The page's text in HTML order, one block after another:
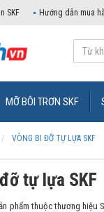
SKF Hướng dẫn mua
MỠ BÔI TRƠN SKF
VÒNG BI ĐỠ TỰ LỰA SKF
tự lựa SKF
phẩm thuộc thương hiệu